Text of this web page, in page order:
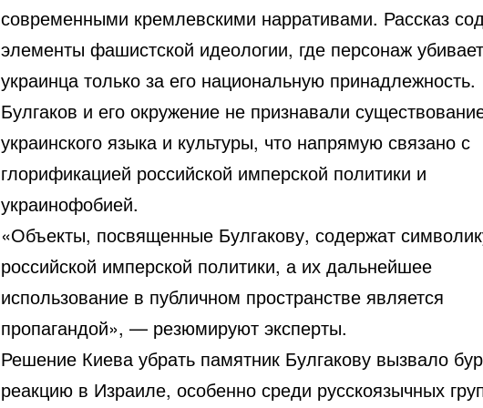
современными кремлевскими нарративами. Рассказ
элементы фашистской идеологии, где персонаж убивает
украинца только за его национальную принадлежность.
Булгаков и его окружение не признавали
украинского языка и культуры, что напрямую связано с
глорификацией российской имперской политики и
украинофобией.
«Объекты, посвященные Булгакову, содержат
российской имперской политики, а их дальнейшее
использование в публичном пространстве является
пропагандой», — резюмируют эксперты.
Решение Киева убрать памятник Булгакову вызвало
реакцию в Израиле, особенно среди русскоязычных